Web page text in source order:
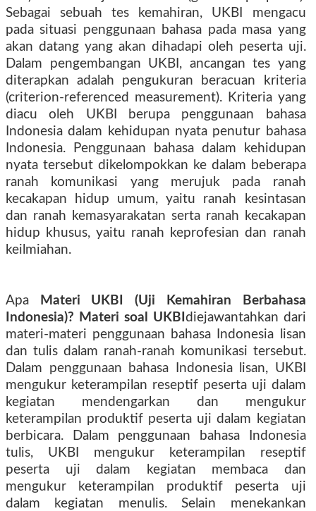
Sebagai sebuah tes kemahiran, UKBI mengacu
pada situasi penggunaan bahasa pada masa yang
akan datang yang akan dihadapi oleh peserta uji.
Dalam pengembangan UKBI, ancangan tes yang
diterapkan adalah pengukuran beracuan kriteria
(criterion-referenced measurement). Kriteria yang
diacu oleh UKBI berupa penggunaan bahasa
Indonesia dalam kehidupan nyata penutur bahasa
Indonesia. Penggunaan bahasa dalam kehidupan
nyata tersebut dikelompokkan ke dalam beberapa
ranah komunikasi yang merujuk pada ranah
kecakapan hidup umum, yaitu ranah kesintasan
dan ranah kemasyarakatan serta ranah kecakapan
hidup khusus, yaitu ranah keprofesian dan ranah
keilmiahan.
Apa
Materi UKBI (Uji Kemahiran Berbahasa
Indonesia)? Materi soal UKBI diejawantahkan dari
materi-materi penggunaan bahasa Indonesia lisan
dan tulis dalam ranah-ranah komunikasi tersebut.
Dalam penggunaan bahasa Indonesia lisan, UKBI
mengukur keterampilan reseptif peserta uji dalam
kegiatan mendengarkan dan mengukur
keterampilan produktif peserta uji dalam kegiatan
berbicara. Dalam penggunaan bahasa Indonesia
tulis, UKBI mengukur keterampilan reseptif
peserta uji dalam kegiatan membaca dan
mengukur keterampilan produktif peserta uji
dalam kegiatan menulis. Selain menekankan